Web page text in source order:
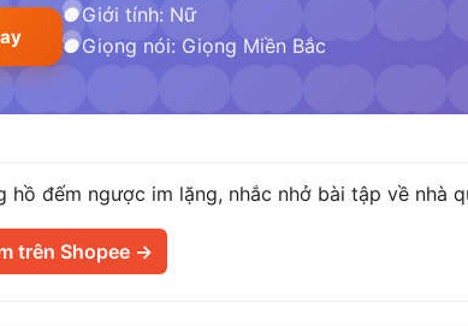
Giới tính: Nữ
Giọng nói: Giọng Miền Bắc
hồ đếm ngược im lặng, nhắc nhở bài tập về nhà
trên Shopee →